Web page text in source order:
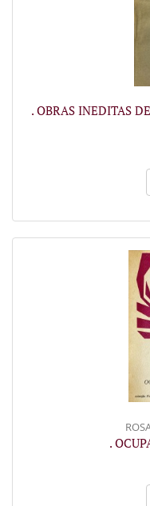
. OBRAS INEDITAS
.